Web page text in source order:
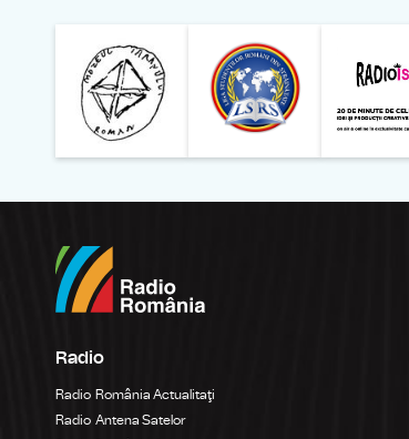
Radio
Radio România Actualitaţi
Radio Antena Satelor